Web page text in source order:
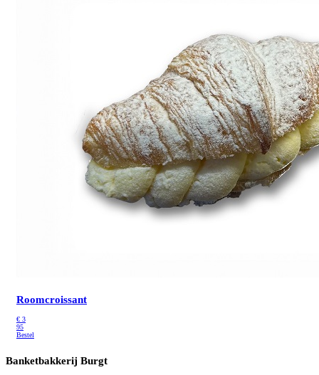
Roomcroissant
€ 3
95
Bestel
Banketbakkerij Burgt